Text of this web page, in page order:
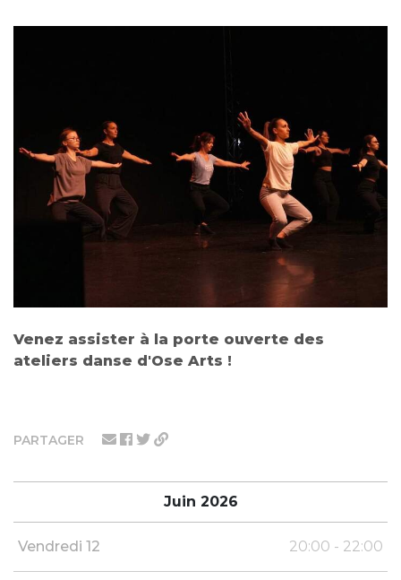
PARTAGER
Juin 2026
Vendredi 12 20:00 - 22:00
Venez assister à la porte ouverte des
ateliers danse d'Ose Arts !